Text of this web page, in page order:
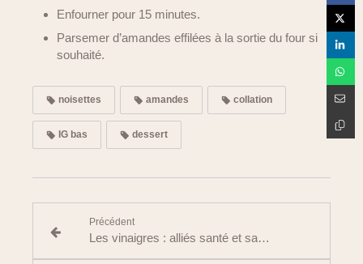
Enfourner pour 15 minutes.
Parsemer d’amandes effilées à la sortie du four si
souhaité.
noisettes amandes collation
IG bas dessert
Précédent
Les vinaigres : alliés santé et saveurs du quotidien